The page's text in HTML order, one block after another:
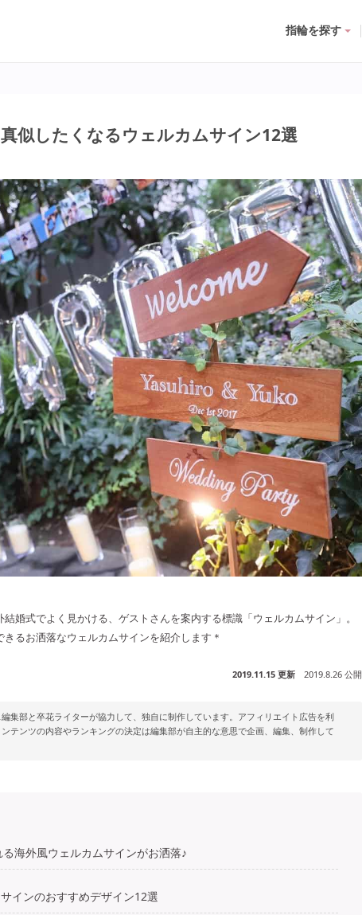
指輪を探す
似したくなるウェルカムサイン12選
婚式でよく見かける、ゲストさんを案内する標識「ウェルカムサイン」。
るお洒落なウェルカムサインを紹介します＊
2019.11.15 更新 2019.8.26 公開
集部と卒花ライターが協力して、独自に制作しています。アフィリエイト広告を利
テンツの内容やランキングの決定は編集部が自主的な意思で企画、編集、制作して
海外風ウェルカムサインがお洒落♪
インのおすすめデザイン12選